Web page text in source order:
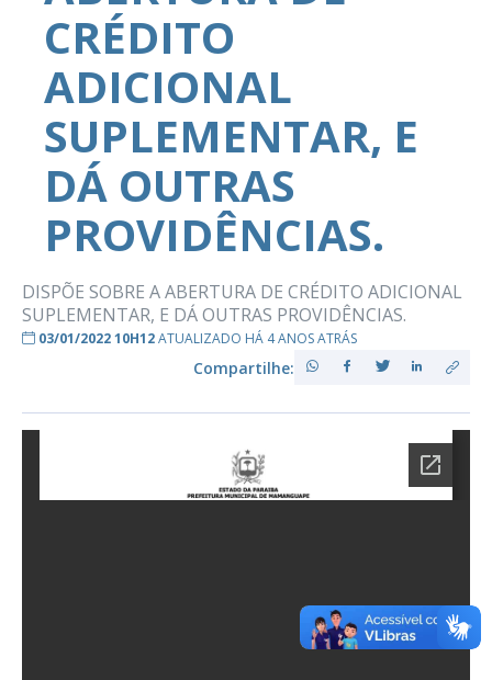
CRÉDITO
ADICIONAL
SUPLEMENTAR, E
DÁ OUTRAS
PROVIDÊNCIAS.
DISPÕE SOBRE A ABERTURA DE CRÉDITO ADICIONAL
SUPLEMENTAR, E DÁ OUTRAS PROVIDÊNCIAS.
03/01/2022 10H12ATUALIZADO HÁ 4 ANOS ATRÁS
Compartilhe: